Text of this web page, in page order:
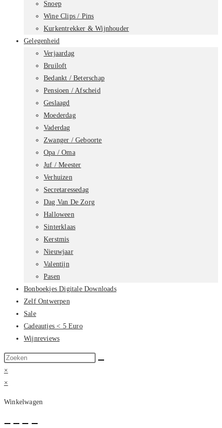
Snoep
Wine Clips / Pins
Kurkentrekker & Wijnhouder
Gelegenheid
Verjaardag
Bruiloft
Bedankt / Beterschap
Pensioen / Afscheid
Geslaagd
Moederdag
Vaderdag
Zwanger / Geboorte
Opa / Oma
Juf / Meester
Verhuizen
Secretaressedag
Dag Van De Zorg
Halloween
Sinterklaas
Kerstmis
Nieuwjaar
Valentijn
Pasen
Bonboekjes Digitale Downloads
Zelf Ontwerpen
Sale
Cadeautjes < 5 Euro
Wijnreviews
Zoek
op
deze
×
×
Winkelwagen